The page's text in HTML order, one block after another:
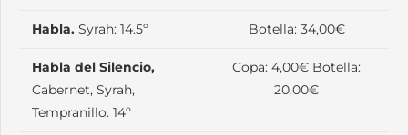
Habla. Syrah: 14.5º Botella: 34,00€
Habla del Silencio,
Cabernet, Syrah,
Tempranillo. 14º
Copa: 4,00€ Botella:
20,00€